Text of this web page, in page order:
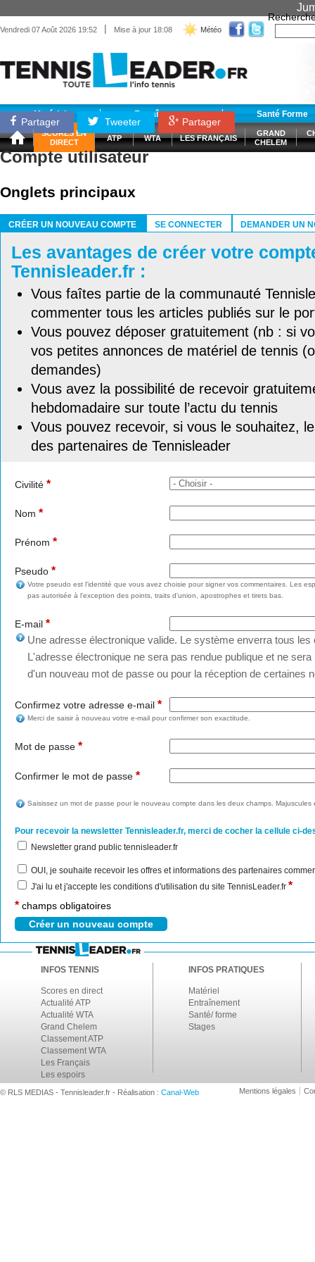
Vendredi 07 Août 2026 19:52 | Mise à jour 18:08 Météo
Matériel Entraînement Santé Forme
SCORES EN
DIRECT
ATP WTA LES FRANÇAIS
GRAND
CHELEM
Partager Tweeter Partager
Compte utilisateur
Onglets principaux
CRÉER UN NOUVEAU COMPTE
SE CONNECTER DEMANDER UN
Les avantages de créer votre
Tennisleader.fr :
Vous faîtes partie de la communauté
commenter tous les articles publiés sur le
Vous pouvez déposer gratuitement (nb : si
vos petites annonces de matériel de tennis
demandes)
Vous avez la possibilité de recevoir
hebdomadaire sur toute l’actu du tennis
Vous pouvez recevoir, si vous le souhaitez,
des partenaires de Tennisleader
Civilité *
Nom *
Prénom *
Pseudo *
Votre pseudo est l'identité que vous avez choisie pour signer vos commentaires. Les
pas autorisée à l'exception des points, traits d'union, apostrophes et tirets bas.
E-mail *
Une adresse électronique valide. Le système enverra tous
L'adresse électronique ne sera pas rendue publique et ne
d'un nouveau mot de passe ou pour la réception de certaines
Confirmez votre adresse e-mail *
Merci de saisir à nouveau votre e-mail pour confirmer son exactitude.
Mot de passe *
Confirmer le mot de passe *
Saisissez un mot de passe pour le nouveau compte dans les deux champs. Majuscules
Pour recevoir la newsletter Tennisleader.fr, merci de cocher la cellule ci-
Newsletter grand public tennisleader.fr
OUI, je souhaite recevoir les offres et informations des partenaires
J'ai lu et j'accepte les conditions d'utilisation du site TennisLeader.fr *
* champs obligatoires
INFOS TENNIS
Scores en direct
Actualité ATP
Actualité WTA
Grand Chelem
Classement ATP
Classement WTA
Les Français
Les espoirs
INFOS PRATIQUES
Matériel
Entraînement
Santé/ forme
Stages
© RLS MEDIAS - Tennisleader.fr - Réalisation : Canal-Web Mentions légales